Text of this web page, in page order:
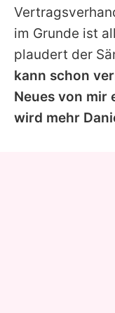
im Grunde ist
plaudert der
kann schon
Neues von mir
wird mehr